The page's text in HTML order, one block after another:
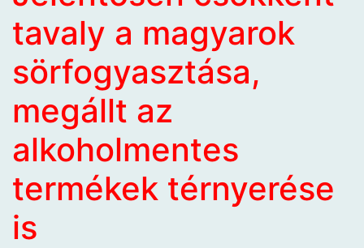
tavaly a magyarok
sörfogyasztása,
megállt az
alkoholmentes
termékek térnyerése
is